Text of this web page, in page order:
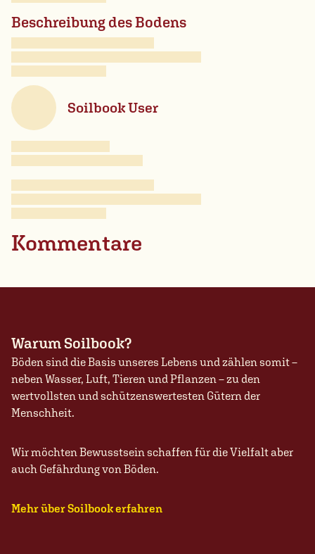
Beschreibung des Bodens
Soilbook User
Kommentare
Warum Soilbook?
Böden sind die Basis unseres Lebens und zählen somit –
neben Wasser, Luft, Tieren und Pflanzen – zu den
wertvollsten und schützenswertesten Gütern der
Menschheit.
Wir möchten Bewusstsein schaffen für die Vielfalt aber
auch Gefährdung von Böden.
Mehr über Soilbook erfahren